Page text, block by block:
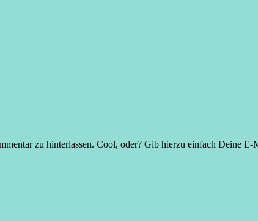
zu hinterlassen. Cool, oder? Gib hierzu einfach Deine